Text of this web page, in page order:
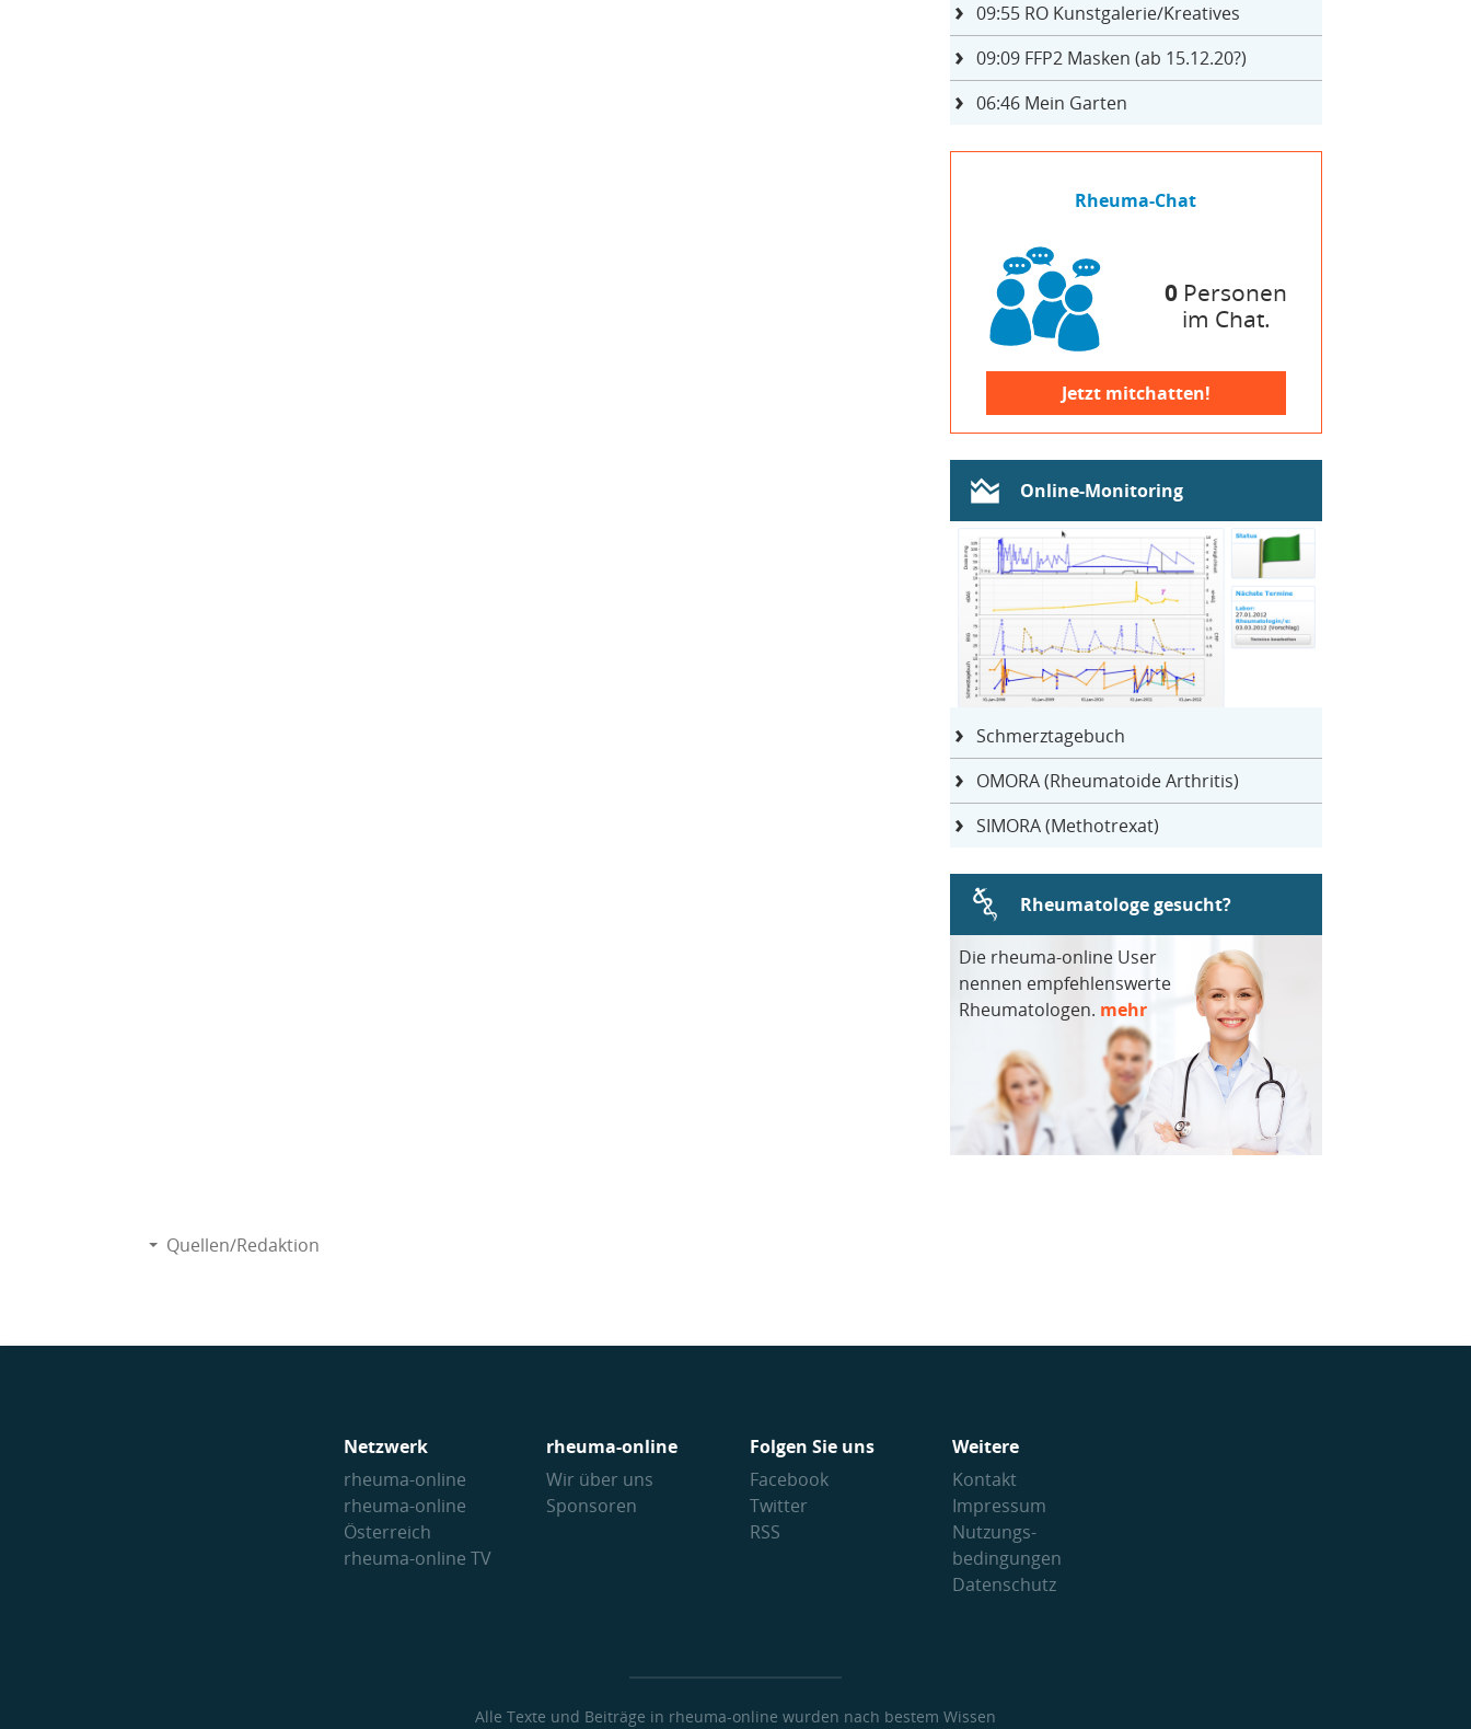
09:55RO Kunstgalerie/Kreatives
09:09FFP2 Masken (ab 15.12.20?)
06:46Mein Garten
Rheuma-Chat
0 Personen
im Chat.
Jetzt mitchatten!
Online-Monitoring
Schmerztagebuch
OMORA (Rheumatoide Arthritis)
SIMORA (Methotrexat)
Rheumatologe gesucht?
Die rheuma-online User
nennen empfehlenswerte
Rheumatologen. mehr
Quellen/Redaktion
Netzwerk
rheuma-online
rheuma-online
Österreich
rheuma-online TV
rheuma-online
Wir über uns
Sponsoren
Folgen Sie uns
Facebook
Twitter
RSS
Weitere
Kontakt
Impressum
Nutzungs­
bedingungen
Datenschutz
Alle Texte und Beiträge in rheuma-online wurden nach bestem Wissen